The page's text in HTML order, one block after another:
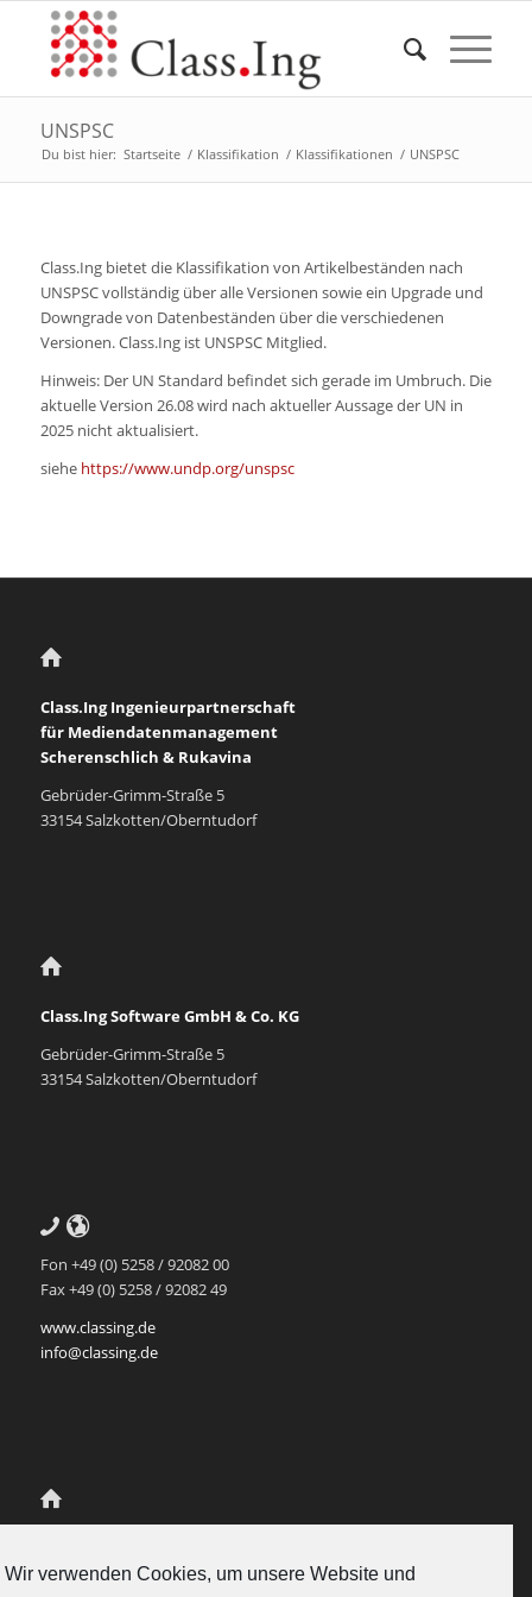
Wir verwenden Cookies, um unsere Website und
UNSPSC
Du bist hier: Startseite / Klassifikation / Klassifikationen / UNSPSC
Class.Ing bietet die Klassifikation von Artikelbeständen nach
UNSPSC vollständig über alle Versionen sowie ein Upgrade und
Downgrade von Datenbeständen über die verschiedenen
Versionen. Class.Ing ist UNSPSC Mitglied.
Hinweis: Der UN Standard befindet sich gerade im Umbruch. Die
aktuelle Version 26.08 wird nach aktueller Aussage der UN in
2025 nicht aktualisiert.
siehe https://www.undp.org/unspsc
Class.Ing Ingenieurpartnerschaft
für Mediendatenmanagement
Scherenschlich & Rukavina
Gebrüder-Grimm-Straße 5
33154 Salzkotten/Oberntudorf
Class.Ing Software GmbH & Co. KG
Gebrüder-Grimm-Straße 5
33154 Salzkotten/Oberntudorf
Fon +49 (0) 5258 / 92082 00
Fax +49 (0) 5258 / 92082 49
www.classing.de
info@classing.de
für Mediendatenmanagement
Scherenschlich und Rukavina